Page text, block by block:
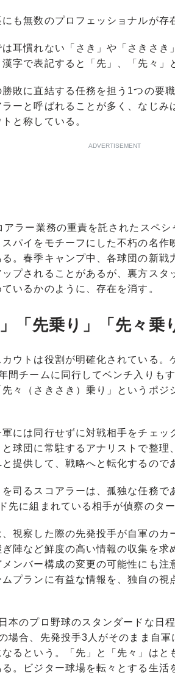
も無数のプロフェッショナルが存
耳慣れない「さき」や「さきさき
字で表記すると「先」、「先々」
敗に直結する任務を担う1つの要
ーと呼ばれることが多く、なじみ
と称している。
ADVERTISEMENT
ラー業務の重責を託されたスペシ
パイをモチーフにした不朽の名作
。春季キャンプ中、各球団の新戦
プされることがあるが、裏方スタ
いるかのように、存在を消す。
「先乗り」「先々乗
ウトは役割が明確化されている。
間チームに同行してベンチ入りも
先々（さきさき）乗り」というポジ
軍には同行せずに対戦相手をチェ
球団に常駐するアナリストで整理
提供して、戦略へと転化するので
司るスコアラーは、孤独な任務で
先に組まれている相手が偵察のター
、視察した際の先発投手が自軍の
陣など鮮度の高い情報の収集を求
ンバー構成の変更の可能性にも注
プランに有益な情報を、独自の視
本のプロ野球のスタンダードな日
場合、先発投手3人がそのまま自
るという。「先」と「先々」はと
。ビジター球場を転々とする生活